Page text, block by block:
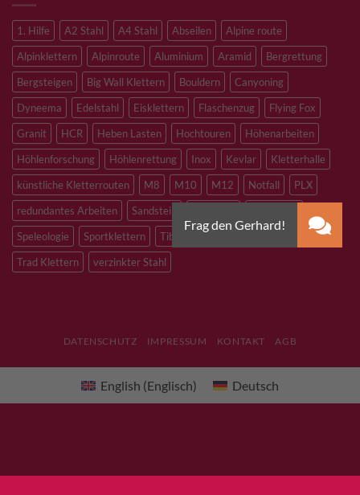
1. Hilfe A2 Stahl A4 Stahl Abseilen
Alpine route
Alpinklettern
Alpinroute Aluminium Aramid
Bergrettung
Bergsteigen
Big Wall Klettern Bouldern
Canyoning
Dyneema
Edelstahl Eisklettern Flaschenzug
Flying Fox
Granit
HCR Heben Lasten Hochtouren
Höhenarbeiten
Höhlenforschung
Höhlenrettung Inox Kevlar
Kletterhalle
künstliche Kletterrouten
M8 M10 M12 Notfall
PLX
redundantes Arbeiten
Sandstein
Speleologie
Sportklettern Tibetan Bridge
Trad Klettern
verzinkter Stahl
DATENSCHUTZ IMPRESSUM KONTAKT AGB
English (Englisch) Deutsch